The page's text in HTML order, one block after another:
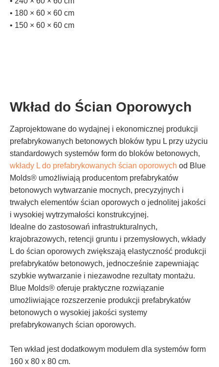
• 180 × 60 × 60 cm
• 150 × 60 × 60 cm
Wkład do Ścian Oporowych
Zaprojektowane do wydajnej i ekonomicznej produkcji
prefabrykowanych betonowych bloków typu L przy użyciu
standardowych systemów form do bloków betonowych,
wkłady L do prefabrykowanych ścian oporowych od Blue
Molds® umożliwiają producentom prefabrykatów
betonowych wytwarzanie mocnych, precyzyjnych i
trwałych elementów ścian oporowych o jednolitej jakości
i wysokiej wytrzymałości konstrukcyjnej.
Idealne do zastosowań infrastrukturalnych,
krajobrazowych, retencji gruntu i przemysłowych, wkłady
L do ścian oporowych zwiększają elastyczność produkcji
prefabrykatów betonowych, jednocześnie zapewniając
szybkie wytwarzanie i niezawodne rezultaty montażu.
Blue Molds® oferuje praktyczne rozwiązanie
umożliwiające rozszerzenie produkcji prefabrykatów
betonowych o wysokiej jakości systemy
prefabrykowanych ścian oporowych.
Ten wkład jest dodatkowym modułem dla systemów form
160 x 80 x 80 cm.